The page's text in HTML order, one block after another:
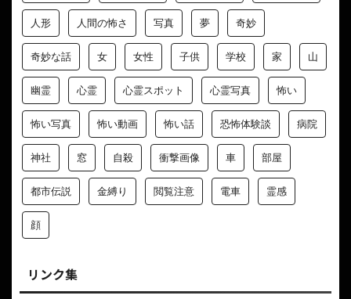
人形 人間の怖さ 写真 夢 奇妙
奇妙な話 女 女性 子供 学校 家 山
幽霊 心霊 心霊スポット 心霊写真 怖い
怖い写真 怖い動画 怖い話 恐怖体験談 病院
神社 窓 自殺 衝撃画像 車 部屋
都市伝説 金縛り 閲覧注意 電車 霊感
顔
リンク集